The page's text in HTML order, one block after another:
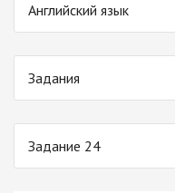
Английский язык
Задания
Задание 24